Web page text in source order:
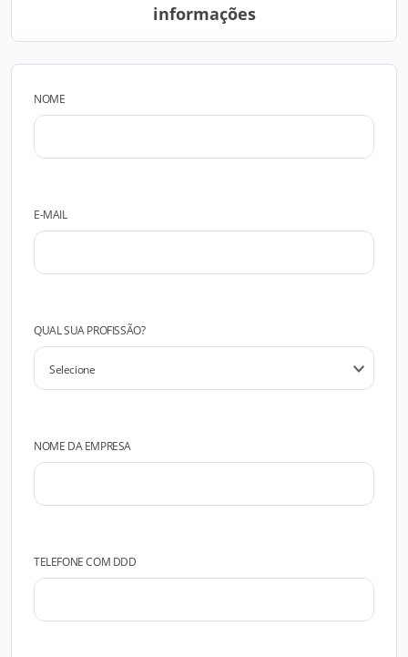
informações
NOME
E-MAIL
QUAL SUA PROFISSÃO?
NOME DA EMPRESA
TELEFONE COM DDD